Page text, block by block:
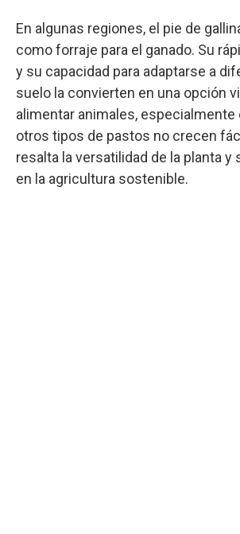
En algunas regiones, el pie de
como forraje para el ganado. Su
y su capacidad para adaptarse a
suelo la convierten en una opción
alimentar animales, especialmente
otros tipos de pastos no crecen
resalta la versatilidad de la planta y
en la agricultura sostenible.